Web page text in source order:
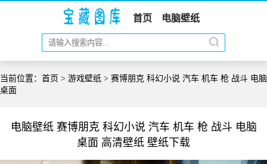
首页 电脑壁纸
当前位置： 首页 > 游戏壁纸 > 赛博朋克 科幻小说 汽车 机车 枪 战斗 电脑
桌面
电脑壁纸 赛博朋克 科幻小说 汽车 机车 枪 战斗 电脑
桌面 高清壁纸 壁纸下载